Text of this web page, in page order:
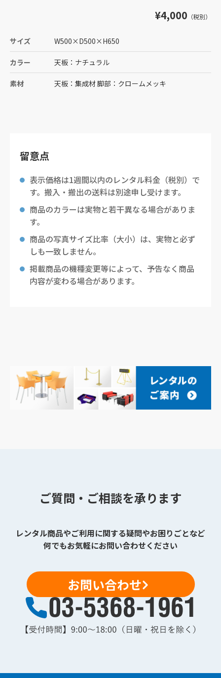
¥4,000 （税別）
サイズ W500×D500×H650
カラー 天板：ナチュラル
素材 天板：集成材 脚部：クロームメッキ
留意点
表示価格は1週間以内のレンタル料金（税別）で
す。搬入・搬出の送料は別途申し受けます。
商品のカラーは実物と若干異なる場合がありま
す。
商品の写真サイズ比率（大小）は、実物と必ず
しも一致しません。
掲載商品の機種変更等によって、予告なく商品
内容が変わる場合があります。
ご質問・ご相談を承ります
レンタル商品やご利用に関する疑問やお困りごとなど
何でもお気軽にお問い合わせください
お問い合わせ